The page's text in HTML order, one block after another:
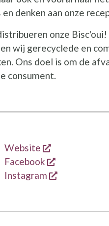
denken aan onze
onze
wij gerecyclede en
Ons doel is om de
consument.
Links
Website
opent een
Facebook
opent een
Instagram
opent een